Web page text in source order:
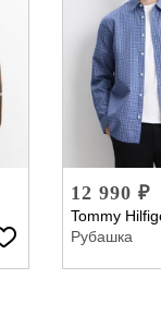
12 990 ₽
Tommy
Рубашка